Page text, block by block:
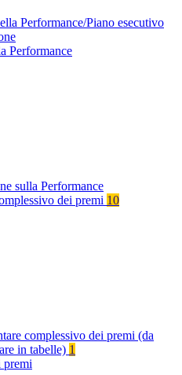
Performance/Piano esecutivo
Performance
sulla Performance
dei premi 10
complessivo dei premi (da
in tabelle) 1
premi